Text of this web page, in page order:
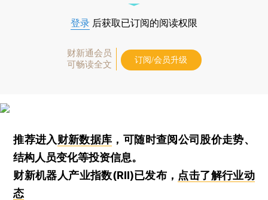
登录 后获取已订阅的阅读权限
财新通会员
可畅读全文
订阅/会员升级
推荐进入财新数据库 ，可随时查阅公司股价走势、
结构人员变化等投资信息。
财新机器人产业指数(RII)已发布， 点击了解行业动
态